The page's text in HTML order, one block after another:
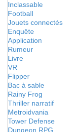
Inclassable
Football
Jouets connectés
Enquête
Application
Rumeur
Livre
VR
Flipper
Bac à sable
Rainy Frog
Thriller narratif
Metroidvania
Tower Defense
Dungeon RPG